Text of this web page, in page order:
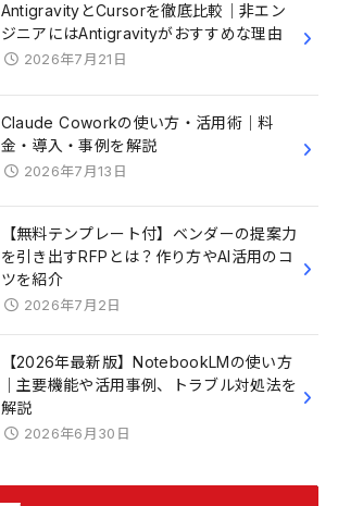
AntigravityとCursorを徹底比較｜非エン
ジニアにはAntigravityがおすすめな理由
2026年7月21日
Claude Coworkの使い方・活用術｜料
金・導入・事例を解説
2026年7月13日
【無料テンプレート付】ベンダーの提案力
を引き出すRFPとは？作り方やAI活用のコ
ツを紹介
2026年7月2日
【2026年最新版】NotebookLMの使い方
｜主要機能や活用事例、トラブル対処法を
解説
2026年6月30日